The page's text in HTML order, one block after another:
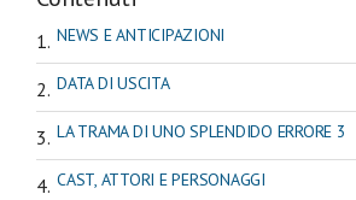
NEWS E ANTICIPAZIONI
DATA DI USCITA
LA TRAMA DI UNO SPLENDIDO ERRORE 3
CAST, ATTORI E PERSONAGGI